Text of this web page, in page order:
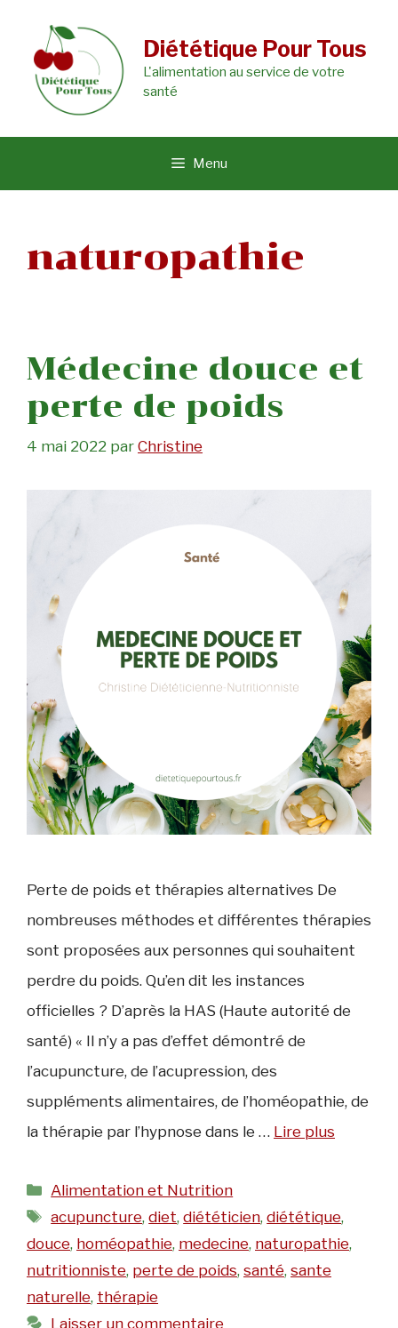
contenu
Diététique Pour Tous
L'alimentation au service de votre
santé
Menu
naturopathie
Médecine douce et
perte de poids
4 mai 2022 par Christine
Perte de poids et thérapies alternatives De
nombreuses méthodes et différentes thérapies
sont proposées aux personnes qui souhaitent
perdre du poids. Qu’en dit les instances
officielles ? D’après la HAS (Haute autorité de
santé) « Il n’y a pas d’effet démontré de
l’acupuncture, de l’acupression, des
suppléments alimentaires, de l’homéopathie, de
la thérapie par l’hypnose dans le … Lire plus
Catégories
Alimentation et Nutrition
Étiquettes
acupuncture,diet,diététicien,diététique,
douce, homéopathie, medecine, naturopathie,
nutritionniste, perte de poids, santé, sante
naturelle, thérapie
Laisser un commentaire